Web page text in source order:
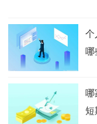
个
哪
哪
短